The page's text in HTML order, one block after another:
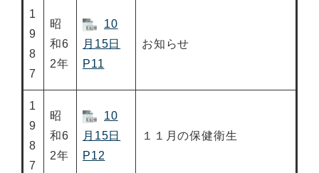
1
9
8
7
昭
和6
2年
10
月15日
P11
お知らせ
1
9
8
7
昭
和6
2年
10
月15日
P12
１１月の保健衛生